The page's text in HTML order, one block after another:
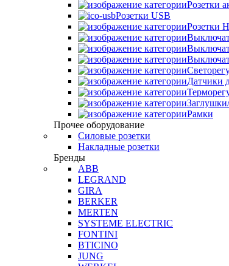
Розетки
Розетки USB
Розетки
Датчики
Рамки
Прочее оборудование
Силовые розетки
Накладные розетки
Бренды
ABB
LEGRAND
GIRA
BERKER
MERTEN
SYSTEME ELECTRIC
FONTINI
BTICINO
JUNG